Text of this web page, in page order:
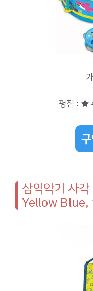
평점 : ★
삼익악기 사
Yellow Blue,